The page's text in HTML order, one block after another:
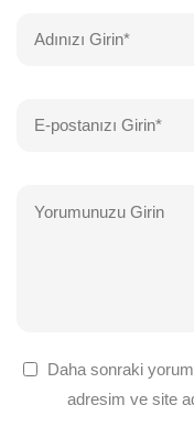
Daha sonraki
adresim ve site